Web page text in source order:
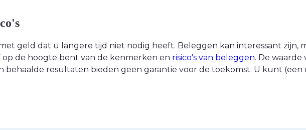
geld dat u langere tijd niet nodig heeft. Beleggen kan interessant zijn,
de hoogte bent van de kenmerken en risico's van beleggen. De
behaalde resultaten bieden geen garantie voor de toekomst. U kunt (een